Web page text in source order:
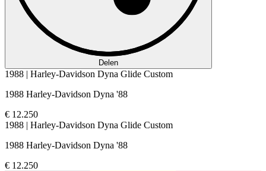
Delen
1988 | Harley-Davidson Dyna Glide Custom
1988 Harley-Davidson Dyna '88
€ 12.250
1988 | Harley-Davidson Dyna Glide Custom
1988 Harley-Davidson Dyna '88
€ 12.250